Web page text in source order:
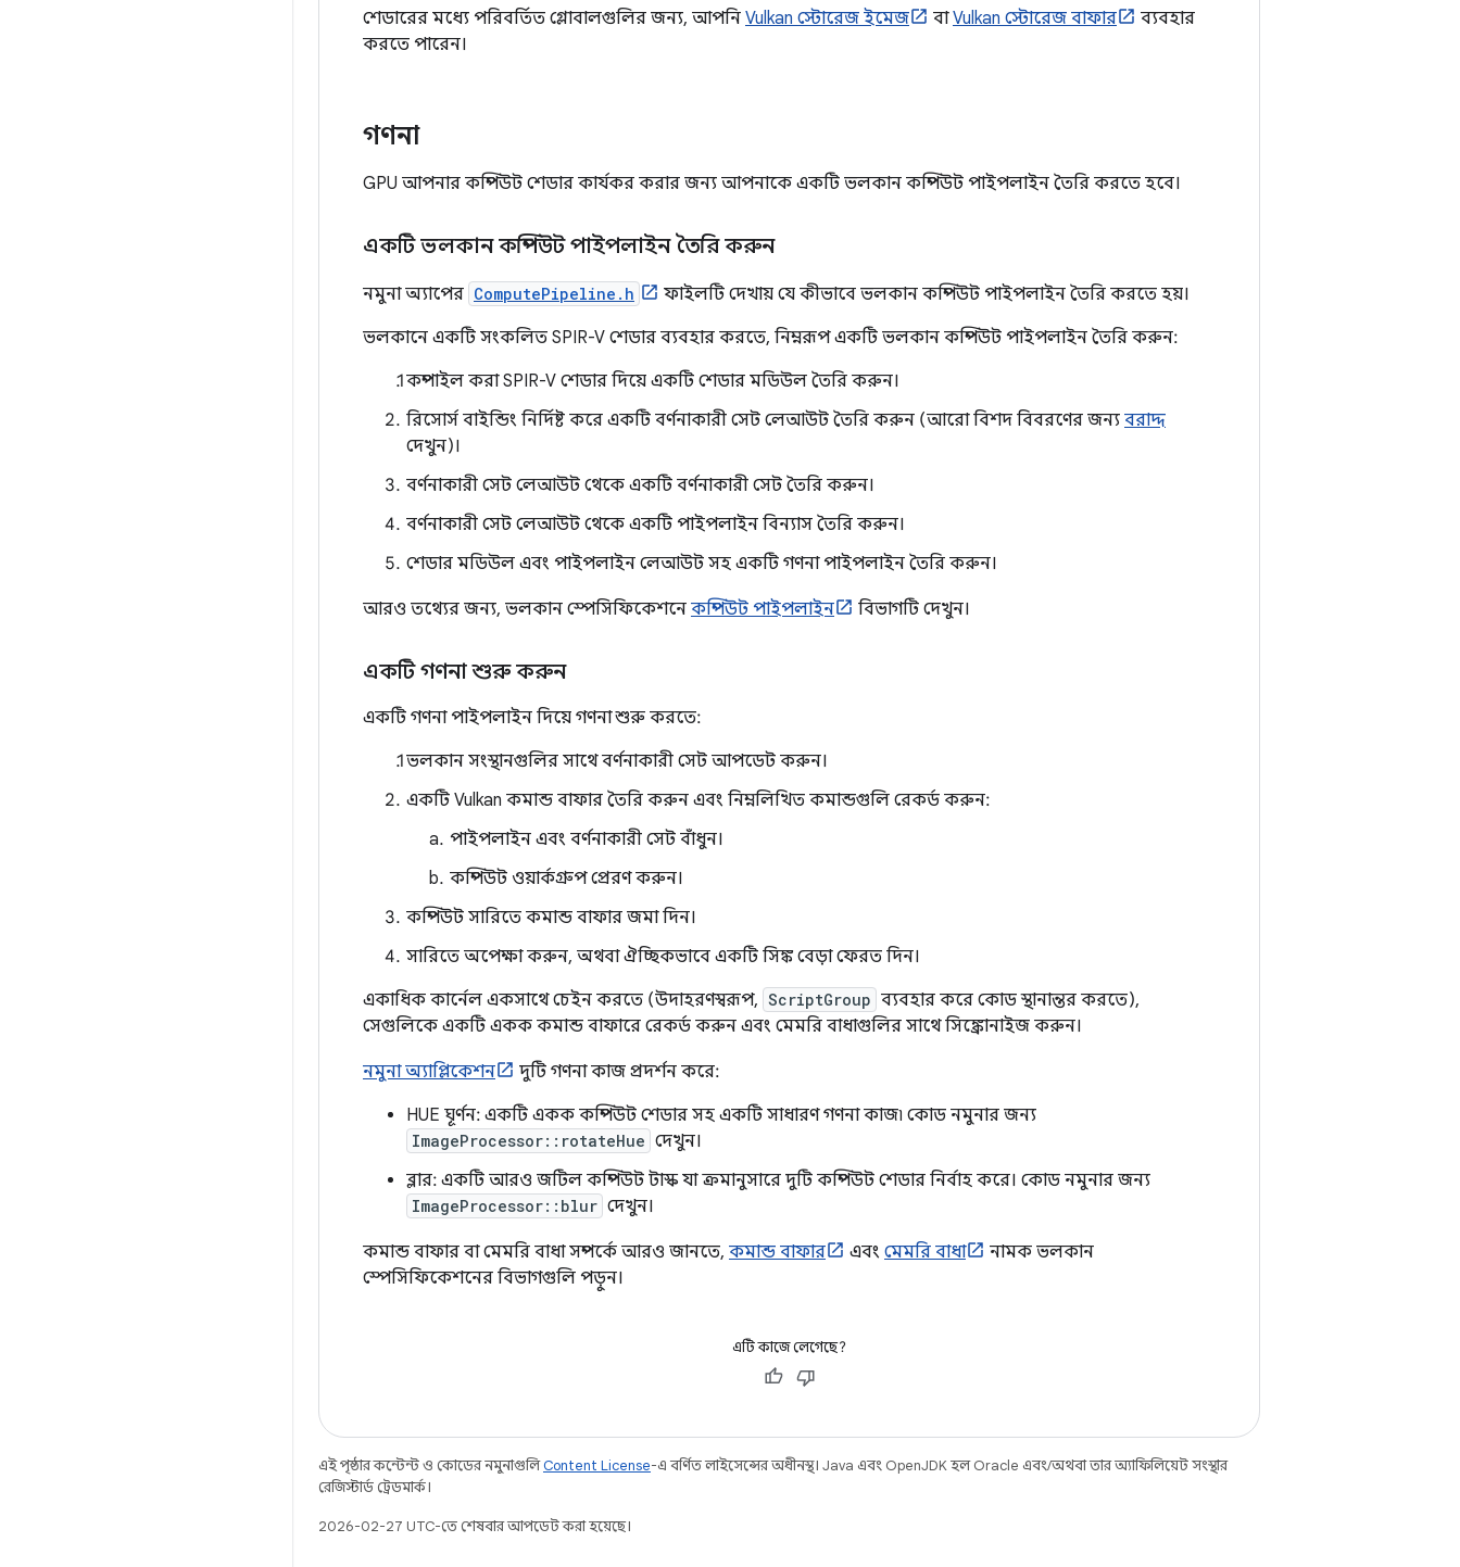
শেডারের মধ্যে পরিবর্তিত গ্লোবালগুলির জন্য, আপনি Vulkan স্টোরেজ ইমেজ বাVulkan স্টোরেজ বাফার
ব্যবহার
করতে পারেন।
গণনা
GPU আপনার কম্পিউট শেডার কার্যকর করার জন্য আপনাকে একটি ভলকান কম্পিউট পাইপলাইন তৈরি করতে হবে।
একটি ভলকান কম্পিউট পাইপলাইন তৈরি করুন
নমুনা অ্যাপের ComputePipeline.h
ফাইলটি দেখায় যে কীভাবে ভলকান কম্পিউট পাইপলাইন তৈরি করতে হয়।
ভলকানে একটি সংকলিত SPIR-V শেডার ব্যবহার করতে, নিম্নরূপ একটি ভলকান কম্পিউট পাইপলাইন তৈরি করুন:
কম্পাইল করা SPIR-V শেডার দিয়ে একটি শেডার মডিউল তৈরি করুন।
রিসোর্স বাইন্ডিং নির্দিষ্ট করে একটি বর্ণনাকারী সেট লেআউট তৈরি করুন (আরো বিশদ বিবরণের জন্য বরাদ্দ
দেখুন)।
বর্ণনাকারী সেট লেআউট থেকে একটি বর্ণনাকারী সেট তৈরি করুন।
বর্ণনাকারী সেট লেআউট থেকে একটি পাইপলাইন বিন্যাস তৈরি করুন।
শেডার মডিউল এবং পাইপলাইন লেআউট সহ একটি গণনা পাইপলাইন তৈরি করুন।
আরও তথ্যের জন্য, ভলকান স্পেসিফিকেশনে কম্পিউট পাইপলাইন বিভাগটি দেখুন।
একটি গণনা শুরু করুন
একটি গণনা পাইপলাইন দিয়ে গণনা শুরু করতে:
ভলকান সংস্থানগুলির সাথে বর্ণনাকারী সেট আপডেট করুন।
একটি Vulkan কমান্ড বাফার তৈরি করুন এবং নিম্নলিখিত কমান্ডগুলি রেকর্ড করুন:
পাইপলাইন এবং বর্ণনাকারী সেট বাঁধুন।
কম্পিউট ওয়ার্কগ্রুপ প্রেরণ করুন।
কম্পিউট সারিতে কমান্ড বাফার জমা দিন।
সারিতে অপেক্ষা করুন, অথবা ঐচ্ছিকভাবে একটি সিঙ্ক বেড়া ফেরত দিন।
একাধিক কার্নেল একসাথে চেইন করতে (উদাহরণস্বরূপ, ScriptGroup ব্যবহার করে কোড স্থানান্তর করতে),
সেগুলিকে একটি একক কমান্ড বাফারে রেকর্ড করুন এবং মেমরি বাধাগুলির সাথে সিঙ্ক্রোনাইজ করুন।
নমুনা অ্যাপ্লিকেশন
দুটি গণনা কাজ প্রদর্শন করে:
HUE ঘূর্ণন: একটি একক কম্পিউট শেডার সহ একটি সাধারণ গণনা কাজ৷ কোড নমুনার জন্য
ImageProcessor::rotateHue দেখুন।
ব্লার: একটি আরও জটিল কম্পিউট টাস্ক যা ক্রমানুসারে দুটি কম্পিউট শেডার নির্বাহ করে। কোড নমুনার জন্য
ImageProcessor::blur দেখুন।
কমান্ড বাফার বা মেমরি বাধা সম্পর্কে আরও জানতে, কমান্ড বাফার এবং মেমরি বাধা
নামক ভলকান
স্পেসিফিকেশনের বিভাগগুলি পড়ুন।
এটি কাজে লেগেছে?
এই পৃষ্ঠার কন্টেন্ট ও কোডের নমুনাগুলিContent License-এ বর্ণিত লাইসেন্সের অধীনস্থ। Java এবং OpenJDK হল Oracle এবং/অথবা তার অ্যাফিলিয়েট সংস্থার
রেজিস্টার্ড ট্রেডমার্ক।
2026-02-27 UTC-তে শেষবার আপডেট করা হয়েছে।